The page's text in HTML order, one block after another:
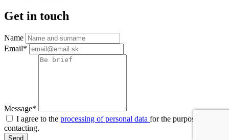
Get in touch
Name
Email*
Message*
I agree to the processing of personal data for the purpose of
contacting.
Send